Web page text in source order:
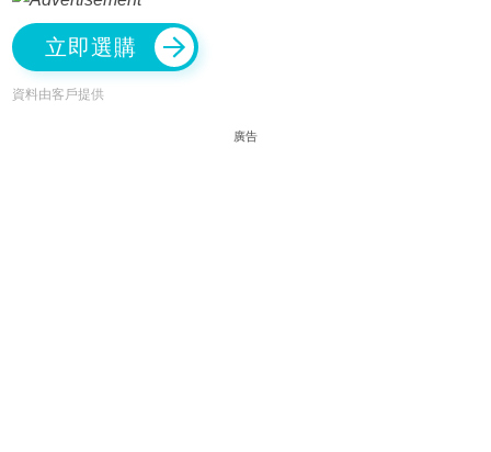
立即選購
資料由客戶提供
廣告